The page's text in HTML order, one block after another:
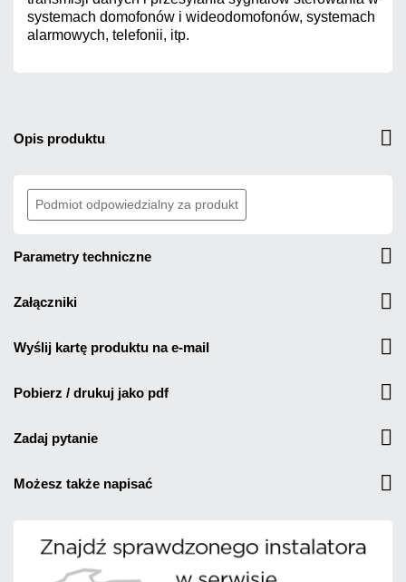
systemach domofonów i wideodomofonów, systemach
alarmowych, telefonii, itp.
opis produktu
Podmiot odpowiedzialny za produkt
parametry techniczne
załączniki
wyślij kartę produktu na e-mail
pobierz / drukuj jako pdf
zadaj pytanie
możesz także napisać